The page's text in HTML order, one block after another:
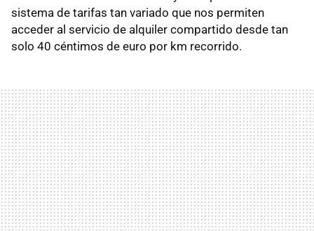
sistema de tarifas tan variado que nos permiten
acceder al servicio de alquiler compartido desde tan
solo 40 céntimos de euro por km recorrido.